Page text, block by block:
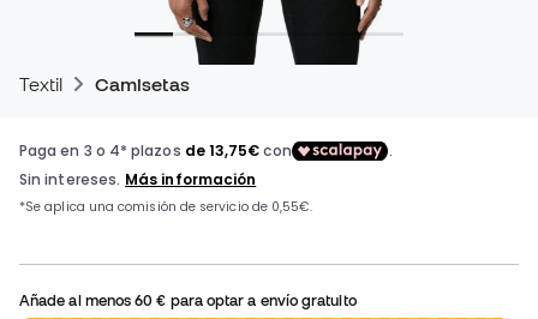
Textil Camisetas
Añade al menos60 € para optar a envío gratuito